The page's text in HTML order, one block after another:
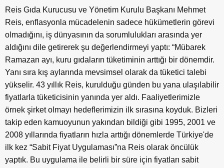
Reis Gıda Kurucusu ve Yönetim Kurulu Başkanı Mehmet
Reis, enflasyonla mücadelenin sadece hükümetlerin görevi
olmadığını, iş dünyasının da sorumlulukları arasında yer
aldığını dile getirerek şu değerlendirmeyi yaptı: “Mübarek
Ramazan ayı, kuru gıdaların tüketiminin arttığı bir dönemdir.
Yanı sıra kış aylarında mevsimsel olarak da tüketici talebi
yükselir. 43 yıllık Reis, kurulduğu günden bu yana ulaşılabilir
fiyatlarla tüketicisinin yanında yer aldı. Faaliyetlerimizle
örnek şirket olmayı hedeflerimizin ilk sırasına koyduk. Bizleri
takip eden kamuoyunun yakından bildiği gibi 1995, 2001 ve
2008 yıllarında fiyatların hızla arttığı dönemlerde Türkiye'de
ilk kez “Sabit Fiyat Uygulaması”na Reis olarak öncülük
yaptık. Bu uygulama ile belirli bir süre için fiyatları sabit